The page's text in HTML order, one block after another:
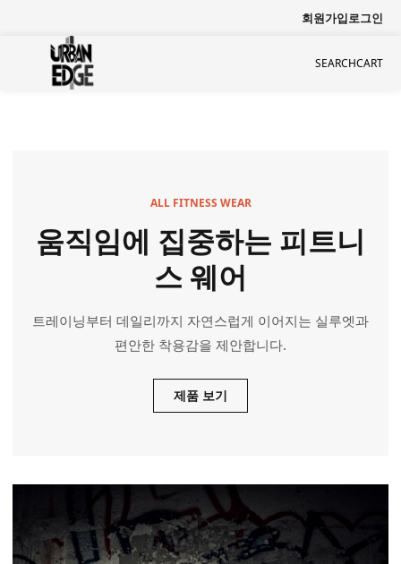
회원가입로그인
SEARCHCART
ALL FITNESS WEAR
움직임에 집중하는 피트니
스 웨어
트레이닝부터 데일리까지 자연스럽게 이어지는 실루엣과
편안한 착용감을 제안합니다.
제품 보기